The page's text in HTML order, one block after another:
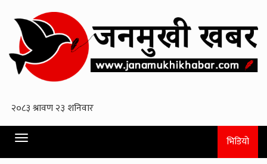
Toggle
navigation
भिडियो